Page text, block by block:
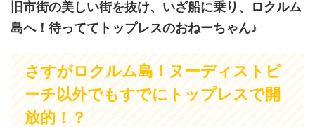
旧市街の美しい街を抜け、いざ船に乗り、ロクルム
島へ！待っててトップレスのおねーちゃん♪
さすがロクルム島！ヌーディストビ
ーチ以外でもすでにトップレスで開
放的！？